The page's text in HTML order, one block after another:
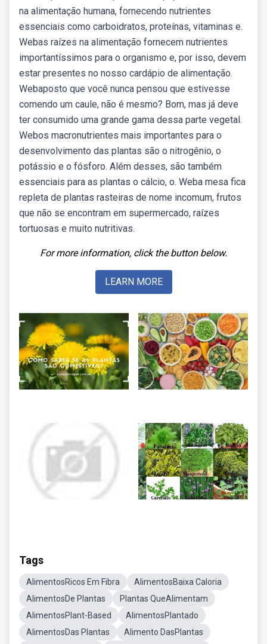
na alimentação humana, fornecendo nutrientes
essenciais como carboidratos, proteínas, vitaminas e.
Webas raízes na alimentação fornecem nutrientes
importantíssimos para o organismo e, por isso, devem
estar presentes no nosso cardápio de alimentação.
Webaposto que você nunca pensou que estivesse
comendo um caule, não é mesmo? Bom, mas já deve
ter consumido uma grande gama dessa parte vegetal.
Webos macronutrientes mais importantes para o
desenvolvimento das plantas são o nitrogênio, o
potássio e o fósforo. Além desses, são também
essenciais para as plantas o cálcio, o. Weba mesa fica
repleta de plantas rasteiras de nome incomum, frutos
que não se encontram em supermercado, raízes
tortuosas e muito nutritivas.
For more information, click the button below.
LEARN MORE
Tags
AlimentosRicos Em Fibra
AlimentosBaixa Caloria
AlimentosDe Plantas
Plantas QueAlimentam
AlimentosPlant-Based
AlimentosPlantado
AlimentosDas Plantas
Alimento DasPlantas